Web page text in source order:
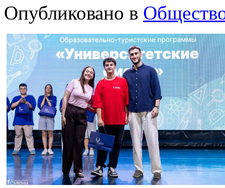
Опубликовано в